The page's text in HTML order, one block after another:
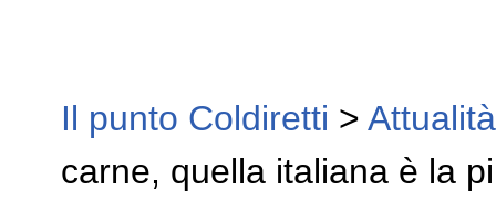
Il punto Coldiretti > Attualità
carne, quella italiana è la